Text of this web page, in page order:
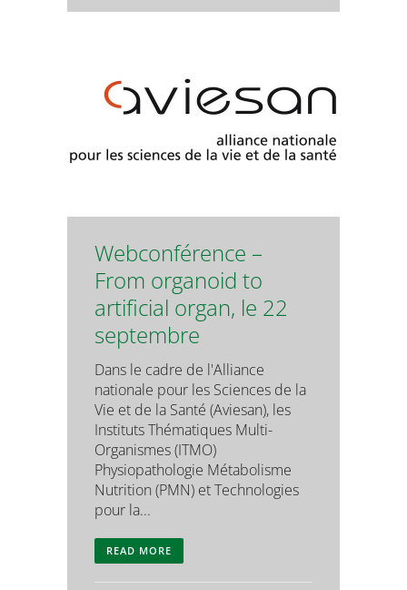
Webconférence –
From organoid to
artificial organ, le 22
septembre
Dans le cadre de l'Alliance
nationale pour les Sciences de la
Vie et de la Santé (Aviesan), les
Instituts Thématiques Multi-
Organismes (ITMO)
Physiopathologie Métabolisme
Nutrition (PMN) et Technologies
pour la...
READ MORE